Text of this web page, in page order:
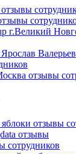
г.Великий
отзывы
отзывы
отзывы
сотрудников